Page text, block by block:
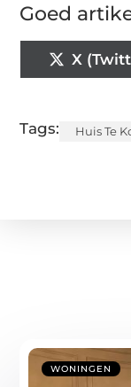
Goed
X
Tags: Huis Te
WONINGEN